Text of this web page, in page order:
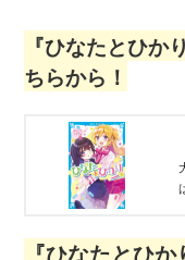
『ひなたとひ
ちらから！
『ひなたとひ